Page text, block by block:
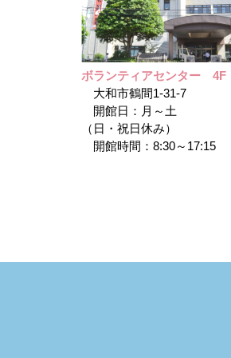
ボランティアセンター 4F
大和市鶴間1-31-7
開館日：月～土
（日・祝日休み）
開館時間：8:30～17:15